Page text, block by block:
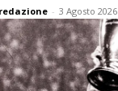
redazione - 3 Agosto 2026